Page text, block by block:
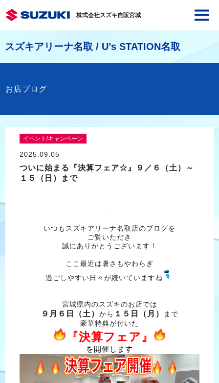
株式会社スズキ自販宮城
スズキアリーナ名取 / U’s STATION名取
お店ブログ
イベント/キャンペーン
2025.09.05
ついに始まる『決算フェア☆』９／６（土）～
１５（日）まで
いつもスズキアリーナ名取店のブログを
ご覧いただき
誠にありがとうございます！
ここ最近は暑さもやわらぎ
過ごしやすい日々が続いていますね
宮城県内のスズキのお店では
９月６日（土） から １５日（月）
まで
豪華特典が付いた
『決算フェア』
を開催します